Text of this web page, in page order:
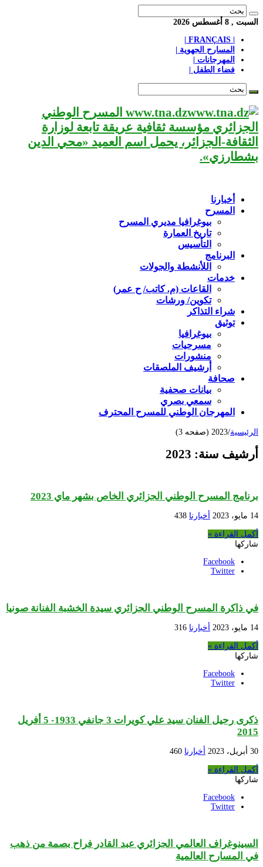
السبت , 8 أغسطس 2026
المسارح الجهوية |
المهرجانات |
فضاء الطفل |
www.tna.dz المسرح الوطني
الجزائري مؤسسة ثقافية عريقة تابعة لوزارة
الثقافة-الجزائر، يحمل اسم العميد «محي الدين
بشطارزي».
أخبارنا
المسرح
بيوغرافيا مديري المسرح
تاريخ العمارة
التأسيس
البرنامج
اللأنشطة والجولات
خدمات
القاعات (م. كاتب/ ح عمر)
تكوين/ ورشات
شراء التذاكر
توثيق
بيوغرافيا
مسرحيات
منشورات
أرشيف الملصقات
صحافة
بيانات صحفية
سمعي بصري
المهرجان الوطني للمسرح المحترف
الرئيسية/2023 (صفحه 3)
أرشيف سنة: 2023
برنامج المسرح الوطني الجزائري الخاص بشهر ماي 2023
14 مايو، 2023 أخبارنا 438
أكمل القراءة »
شاركها
Facebook
Twitter
في ذاكرة المسرح الوطني الجزائري سيدة الخشبة الفنانة صونيا
14 مايو، 2023 أخبارنا 316
أكمل القراءة »
شاركها
Facebook
Twitter
ذكرى رحيل الفنان سيد علي كويرات 3 جانفي 1933- 5 أفريل
2015
30 أبريل، 2023 أخبارنا 460
أكمل القراءة »
شاركها
Facebook
Twitter
السينوغراف العالمي الجزائري عبد القادر فراح بصمة من ذهب
في المسارح العالمية